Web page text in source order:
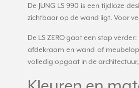
De JUNG LS 990 is een tijdloze
zichtbaar op de wand ligt. Voor
De LS ZERO gaat een stap
afdekraam en wand of
volledig opgaat in de architectuur,